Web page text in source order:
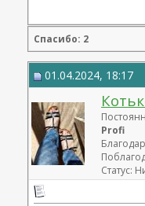
Спасибо: 2
01.04.2024, 18:17
Profi
Статус: